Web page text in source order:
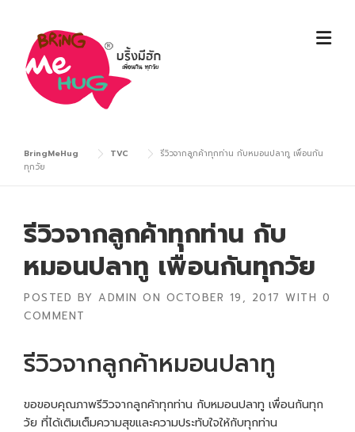
content
BringMeHug TVC
รีวิวจากลูกค้าทุกท่าน กับหมอนปลาทู เพื่อนกัน
ทุกวัย
รีวิวจากลูกค้าทุกท่าน กับ
หมอนปลาทู เพื่อนกันทุกวัย
POSTED BY ADMIN ON OCTOBER 19, 2017 WITH 0
COMMENT
รีวิวจากลูกค้าหมอนปลาทู
ขอขอบคุณภาพรีวิวจากลูกค้าทุกท่าน กับหมอนปลาทู เพื่อนกันทุก
วัย ที่ได้เติมเต็มความสุขและความประทับใจให้กับทุกท่าน